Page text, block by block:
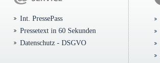
Int. PressePass
Pressetext in 60 Sekunden
Datenschutz - DSGVO